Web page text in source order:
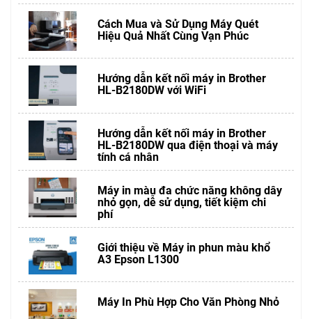
Cách Mua và Sử Dụng Máy Quét
Hiệu Quả Nhất Cùng Vạn Phúc
Hướng dẫn kết nối máy in Brother
HL-B2180DW với WiFi
Hướng dẫn kết nối máy in Brother
HL-B2180DW qua điện thoại và máy
tính cá nhân
Máy in màu đa chức năng không dây
nhỏ gọn, dễ sử dụng, tiết kiệm chi
phí
Giới thiệu về Máy in phun màu khổ
A3 Epson L1300
Máy In Phù Hợp Cho Văn Phòng Nhỏ